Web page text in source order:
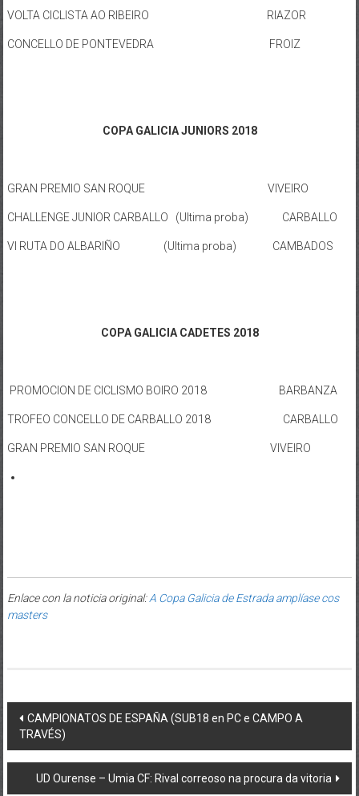
VOLTA CICLISTA AO RIBEIRO RIAZOR
CONCELLO DE PONTEVEDRA FROIZ
COPA GALICIA JUNIORS 2018
GRAN PREMIO SAN ROQUE VIVEIRO
CHALLENGE JUNIOR CARBALLO (Ultima proba) CARBALLO
VI RUTA DO ALBARIÑO (Ultima proba) CAMBADOS
COPA GALICIA CADETES 2018
PROMOCION DE CICLISMO BOIRO 2018 BARBANZA
TROFEO CONCELLO DE CARBALLO 2018 CARBALLO
GRAN PREMIO SAN ROQUE VIVEIRO
Enlace con la noticia original:A Copa Galicia de Estrada amplíase cos
masters
Post navigation
CAMPIONATOS DE ESPAÑA (SUB18 en PC e CAMPO A
TRAVÉS)
UD Ourense – Umia CF: Rival correoso na procura da vitoria